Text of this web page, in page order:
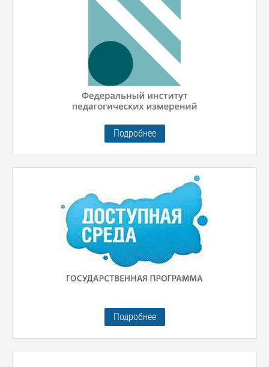
Подробнее
Подробнее